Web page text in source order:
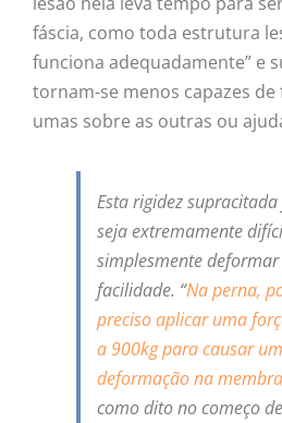
fáscia, como toda estrutura
funciona adequadamente” e
tornam-se menos capazes
umas sobre as outras ou
Esta rigidez
seja extremamente
simplesmente
facilidade. “Na perna,
preciso aplicar uma
a 900kg para causar
deformação na
como dito no começo